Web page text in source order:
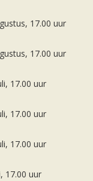
17.00 uur
17.00 uur
17.00 uur
17.00 uur
17.00 uur
17.00 uur